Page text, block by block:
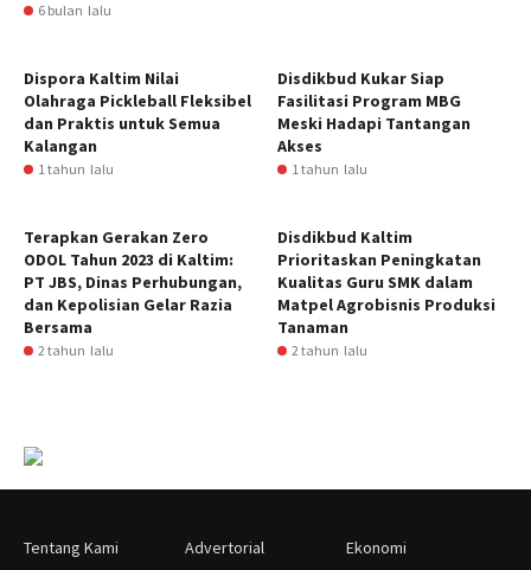
6 bulan lalu
Dispora Kaltim Nilai
Olahraga Pickleball Fleksibel
dan Praktis untuk Semua
Kalangan
1 tahun lalu
Disdikbud Kukar Siap
Fasilitasi Program MBG
Meski Hadapi Tantangan
Akses
1 tahun lalu
Terapkan Gerakan Zero
ODOL Tahun 2023 di Kaltim:
PT JBS, Dinas Perhubungan,
dan Kepolisian Gelar Razia
Bersama
2 tahun lalu
Disdikbud Kaltim
Prioritaskan Peningkatan
Kualitas Guru SMK dalam
Matpel Agrobisnis Produksi
Tanaman
2 tahun lalu
Tentang Kami
Advertorial
Ekonomi